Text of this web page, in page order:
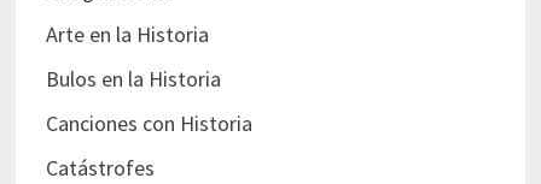
Arte en la Historia
Bulos en la Historia
Canciones con Historia
Catástrofes